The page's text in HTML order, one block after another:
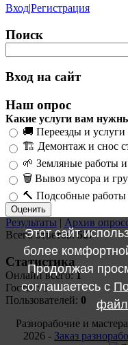
Вход|Регистрация
Поиск
Вход на сайт
Наш опрос
Какие услуги вам
🚚 Переезды и услуги
🏗️ Демонтаж и снос
🌱 Земляные работы и
🗑️ Вывоз мусора и
🔨 Подсобные работы
Результаты | Архив
Всего ответов:527
Статистика
Онлайн всего:1
Гостей:1
Пользователей: 0
Разнорабочие и
2026 - Заказ
Этот сайт
более
Продолжая
соглашаетесь с